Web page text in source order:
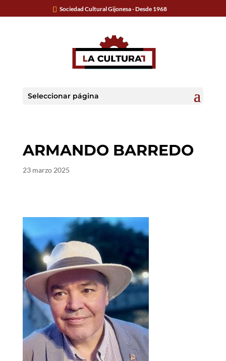
Sociedad Cultural Gijonesa - Desde 1968
Seleccionar página
ARMANDO BARREDO
23 marzo 2025